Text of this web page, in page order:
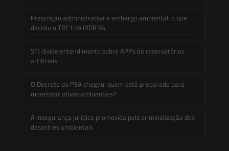
Prescrição administrativa e embargo ambiental: o que
decidiu o TRF1 no IRDR 94
STJ divide entendimento sobre APPs de reservatórios
artificiais
O Decreto do PSA chegou: quem está preparado para
monetizar ativos ambientais?
A insegurança jurídica promovida pela criminalização dos
desastres ambientais